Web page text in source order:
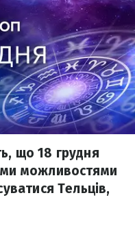
що 18 грудня
можливостями
Тельців,